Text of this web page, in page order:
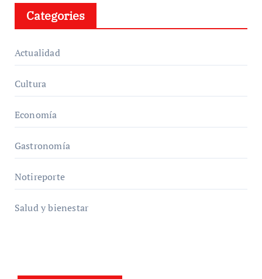
Categories
Actualidad
Cultura
Economía
Gastronomía
Notireporte
Salud y bienestar